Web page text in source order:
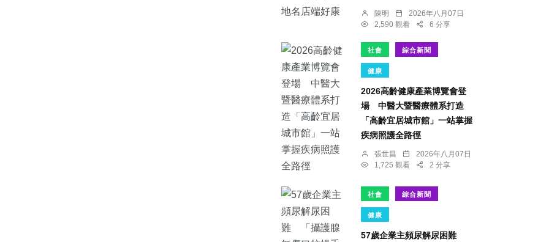
陳明
2026年八月07日
2,590 觀看
6 分享
社會 綜合新聞
健康
2026高齡健康產業博覽會登
場 中醫大暨醫療體系打造
「高齡宜居城市館」一站掌握
疾病照護全路徑
張世昌
2026年八月07日
1,725 觀看
2 分享
社會 綜合新聞
健康
57歲企業主頻尿解尿困難